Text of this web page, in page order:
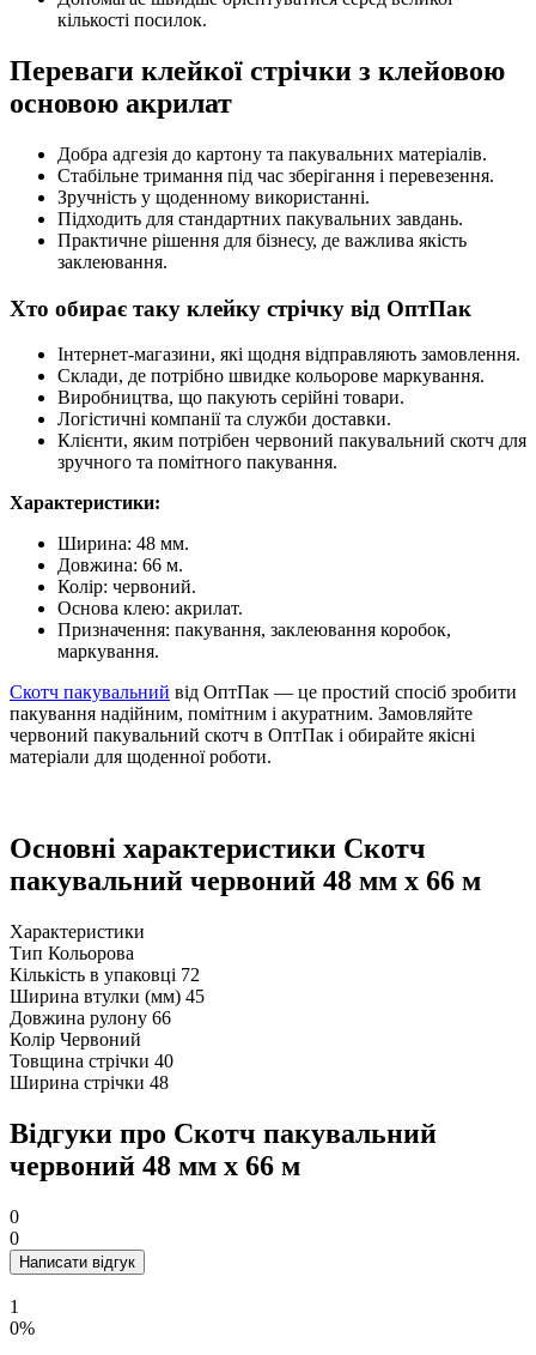
кількості посилок.
Переваги клейкої стрічки з клейовою
основою акрилат
Добра адгезія до картону та пакувальних матеріалів.
Стабільне тримання під час зберігання і перевезення.
Зручність у щоденному використанні.
Підходить для стандартних пакувальних завдань.
Практичне рішення для бізнесу, де важлива якість
заклеювання.
Хто обирає таку клейку стрічку від ОптПак
Інтернет-магазини, які щодня відправляють замовлення.
Склади, де потрібно швидке кольорове маркування.
Виробництва, що пакують серійні товари.
Логістичні компанії та служби доставки.
Клієнти, яким потрібен червоний пакувальний скотч для
зручного та помітного пакування.
Характеристики:
Ширина: 48 мм.
Довжина: 66 м.
Колір: червоний.
Основа клею: акрилат.
Призначення: пакування, заклеювання коробок,
маркування.
Скотч пакувальний від ОптПак — це простий спосіб зробити
пакування надійним, помітним і акуратним. Замовляйте
червоний пакувальний скотч в ОптПак і обирайте якісні
матеріали для щоденної роботи.
Основні характеристики Скотч
пакувальний червоний 48 мм х 66 м
Характеристики
Тип Кольорова
Кількість в упаковці 72
Ширина втулки (мм) 45
Довжина рулону 66
Колір Червоний
Товщина стрічки 40
Ширина стрічки 48
Відгуки про Скотч пакувальний
червоний 48 мм х 66 м
0
0
Написати відгук
1
0%